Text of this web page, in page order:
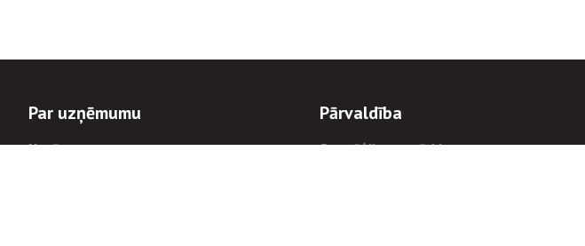
Par uzņēmumu
Uzņēmums
Pārvaldība
Stratēģija un mērķi